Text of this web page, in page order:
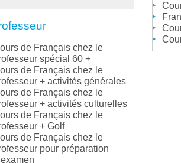
de Français chez le
spécial 60 +
de Français chez le
+ activités générales
de Français chez le
+ activités culturelles
de Français chez le
+ Golf
de Français chez le
pour préparation